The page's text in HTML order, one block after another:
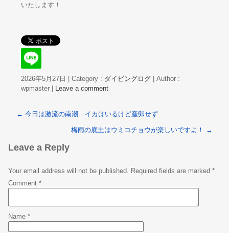
いたします！
2026年5月27日 | Category : ダイビングログ | Author :
wpmaster | Leave a comment
← 今日は激流の南潮…イカはいるけど産卵せず
梅雨の底土はウミコチョウが楽しいですよ！ →
Leave a Reply
Your email address will not be published. Required fields are marked *
Comment *
Name *